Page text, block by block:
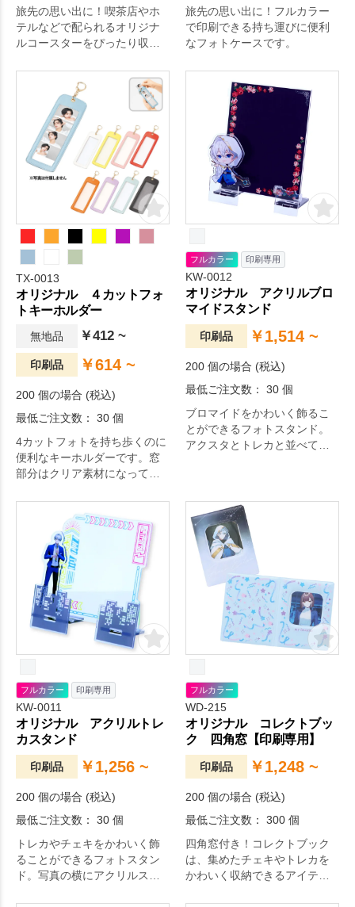
旅先の思い出に！喫茶店やホ
テルなどで配られるオリジナ
ルコースターをぴったり収め
す。
旅先の思い出に！フルカラー
で印刷できる持ち運びに便利
なフォトケースです。
TX-0013
オリジナル ４カットフォ
トキーホルダー
無地品 ￥412 ~
印刷品 ￥614 ~
200 個の場合 (税込)
最低ご注文数： 30 個
4カットフォトを持ち歩くのに
便利なキーホルダーです。窓
部分はクリア素材になってお
ットフォトを見ることができ
フルカラー 印刷専用
KW-0012
オリジナル アクリルブロ
マイドスタンド
印刷品 ￥1,514 ~
200 個の場合 (税込)
最低ご注文数： 30 個
ブロマイドをかわいく飾るこ
とができるフォトスタンド。
アクスタとトレカと並べて写
フルカラー 印刷専用
KW-0011
オリジナル アクリルトレ
カスタンド
印刷品 ￥1,256 ~
200 個の場合 (税込)
最低ご注文数： 30 個
トレカやチェキをかわいく飾
ることができるフォトスタン
ド。写真の横にアクリルスタ
フルカラー
WD-215
オリジナル コレクトブッ
ク 四角窓【印刷専用】
印刷品 ￥1,248 ~
200 個の場合 (税込)
最低ご注文数： 300 個
四角窓付き！コレクトブック
は、集めたチェキやトレカを
かわいく収納できるアイテム